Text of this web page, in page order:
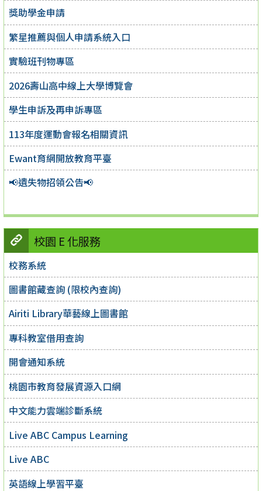
獎助學金申請
繁星推薦與個人申請系統入口
實驗班刊物專區
2026壽山高中線上大學博覽會
學生申訴及再申訴專區
113年度運動會報名相關資訊
Ewant育網開放教育平臺
📢遺失物招領公告📢
校園 E 化服務
校務系統
圖書館藏查詢 (限校內查詢)
Airiti Library華藝線上圖書館
專科教室借用查詢
開會通知系統
桃園市教育發展資源入口網
中文能力雲端診斷系統
Live ABC Campus Learning
Live ABC
英語線上學習平臺